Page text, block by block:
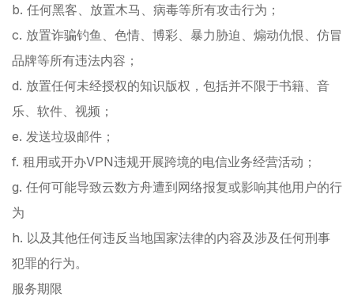
b. 任何黑客、放置木马、病毒等所有攻击行为；
c. 放置诈骗钓鱼、色情、博彩、暴力胁迫、煽动仇恨、仿冒
品牌等所有违法内容；
d. 放置任何未经授权的知识版权，包括并不限于书籍、音
乐、软件、视频；
e. 发送垃圾邮件；
f. 租用或开办VPN违规开展跨境的电信业务经营活动；
g. 任何可能导致云数方舟遭到网络报复或影响其他用户的行
为
h. 以及其他任何违反当地国家法律的内容及涉及任何刑事
犯罪的行为。
服务期限